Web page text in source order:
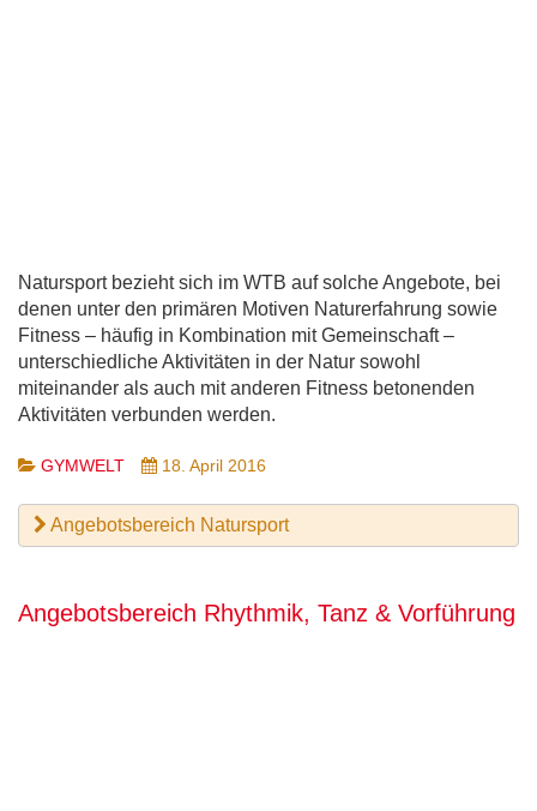
Natursport bezieht sich im WTB auf solche Angebote, bei
denen unter den primären Motiven Naturerfahrung sowie
Fitness – häufig in Kombination mit Gemeinschaft –
unterschiedliche Aktivitäten in der Natur sowohl
miteinander als auch mit anderen Fitness betonenden
Aktivitäten verbunden werden.
GYMWELT 18. April 2016
Angebotsbereich Natursport
Angebotsbereich Rhythmik, Tanz & Vorführung